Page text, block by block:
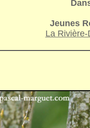
Jeunes
La